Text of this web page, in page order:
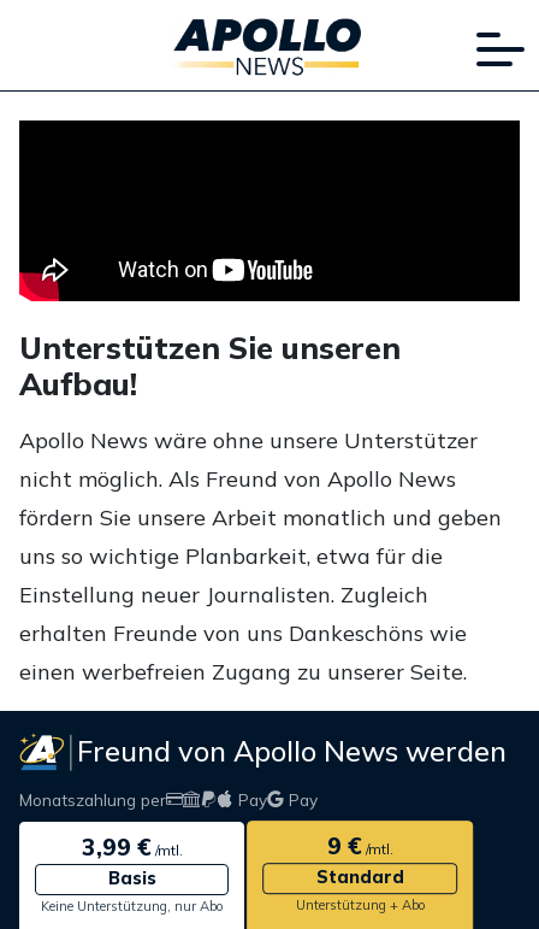
Unterstützen Sie unseren
Aufbau!
Apollo News wäre ohne unsere Unterstützer
nicht möglich. Als Freund von Apollo News
fördern Sie unsere Arbeit monatlich und geben
uns so wichtige Planbarkeit, etwa für die
Einstellung neuer Journalisten. Zugleich
erhalten Freunde von uns Dankeschöns wie
einen werbefreien Zugang zu unserer Seite.
Freund von Apollo News werden
Monatszahlung per Pay Pay
3,99 €/mtl.
Basis
Keine Unterstützung, nur Abo
9 €/mtl.
Standard
Unterstützung + Abo